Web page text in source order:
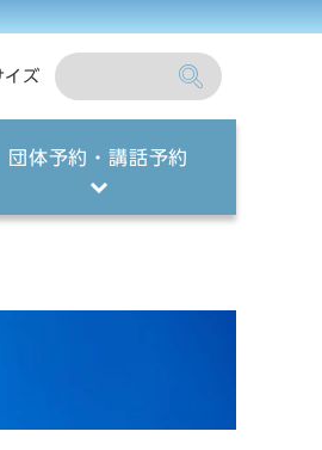
イズ
団体予約・講話予約